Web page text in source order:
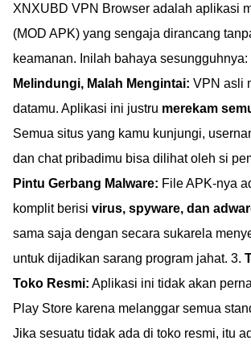
XNXUBD VPN Browser adalah aplikasi
(MOD APK) yang sengaja dirancang
keamanan. Inilah bahaya sesungguhnya:
Melindungi, Malah Mengintai: VPN asli
datamu. Aplikasi ini justru merekam
Semua situs yang kamu kunjungi,
dan chat pribadimu bisa dilihat oleh si
Pintu Gerbang Malware: File APK-nya
komplit berisi virus, spyware, dan
sama saja dengan secara sukarela
untuk dijadikan sarang program jahat. 3.
Toko Resmi: Aplikasi ini tidak akan
Play Store karena melanggar semua
Jika sesuatu tidak ada di toko resmi, itu